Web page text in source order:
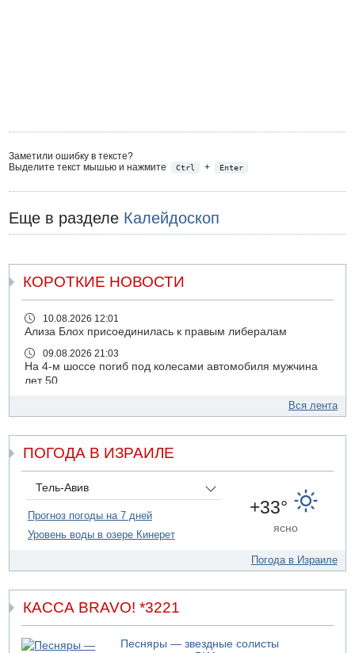
Заметили ошибку в тексте?
Выделите текст мышью и нажмите
Ctrl + Enter
Еще в разделе Калейдоскоп
КОРОТКИЕ НОВОСТИ
10.08.2026 12:01
Ализа Блох присоединилась к правым либералам
09.08.2026 21:03
На 4-м шоссе погиб под колесами автомобиля мужчина
лет 50
Сын экс-депутата от партии ШАС арестован за
09.08.2026 19:36
16-летний подросток разбился насмерть при падении
09.08.2026 19:13
16-летний подросток упал со скалы в районе пещеры
Кешет (Верхняя Галилея)
Двое погибших при столкновении автомобилей на 1
Пресс-служба ЦАХАЛа сообщила об уничтожении
подземного арсенала "Хизбаллы"
09.08.2026 18:19
Вся лента
ПОГОДА В ИЗРАИЛЕ
Тель-Авив
Прогноз погоды на 7 дней
Уровень воды в озере Кинерет
+33°
ясно
Погода в Израиле
КАССА BRAVO! *3221
Песняры — звездные солисты